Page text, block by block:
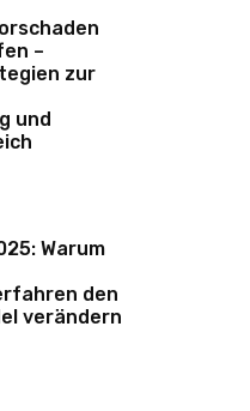
–
zur
und
Warum
den
verändern